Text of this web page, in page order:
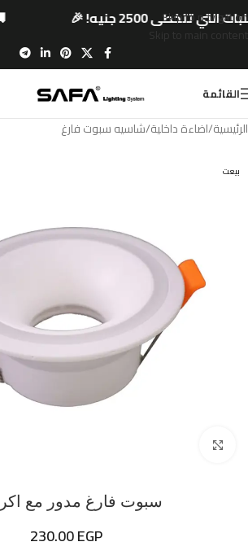
تتخطى 2500 جنيه! 🎉
Skip to navigation
Skip to main content
القائمة
الرئيسية/اضاءة داخلية/شاسيه سبوت فارغ
بيعت
سبوت فارغ مدور مع
230.00EGP